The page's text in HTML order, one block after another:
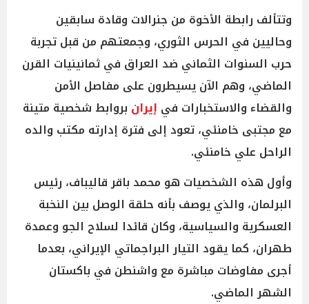
وتتألف رابطة الأخوة من جنرالات وقادة سابقين
وحاليين في الحرس الثوري، وجمعتهم من قبل تجربة
حرب السنوات الثماني ضد العراق في ثمانينيات القرن
الماضي، وهم الآن يسيطرون على مفاصل الأمن
والقضاء والاستخبارات في إيران بروابط شخصية متينة
مع مجتبى خامنئي، تعود إلى فترة إدارته مكتب والده
الراحل علي خامنئي.
وأول هذه الشخصيات هو محمد باقر قاليباف، رئيس
البرلمان، والذي يوصف بأنه حلقة الوصل بين النخبة
العسكرية والسياسية، وكان قائدا لسلاح الجو وعمدة
طهران، كما يقود التيار البراجماتي الإيراني، بعدما
أجرى مفاوضات مباشرة مع واشنطن في باكستان
الشهر الماضي.